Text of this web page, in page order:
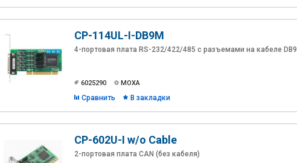
CP-114UL-I-DB9M
4-портовая плата RS-232/422/485 с разъемами на кабеле DB9
6025290 MOXA
Сравнить В закладки
CP-602U-I w/o Cable
2-портовая плата CAN (без кабеля)